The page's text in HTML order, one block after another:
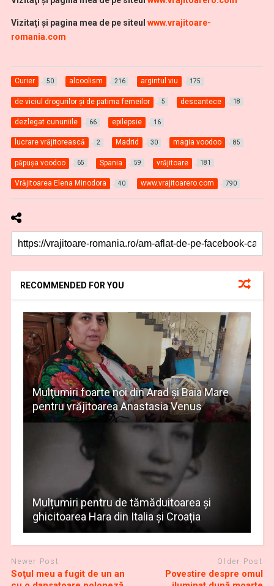
Vizitaţi şi pagina mea de pe siteul www.vrajitoare-
romania.com
Curier 50 alcoolism 216 argintul viu 175
de viciul drogurilor și de patima femeilor 5 descantece 18
dezlegat cununiile 66 epilepsie 16
lucrare vrăjitorească 2 Madrid 30 magia voodoo 85
păpuşa voodoo 65 Spania 59 vrăjitoare 181
Vrăjitoarea Elena Minodora 40 www.vrajitoarero.com 790
RECOMMENDED FOR YOU
Mulţumiri foarte noi din Arad și Baia Mare
pentru vrăjitoarea Anastasia Venus
Mulțumiri pentru de tămăduitoarea și
ghicitoarea Hara din Italia și Croația
Newer Post
Soţul meu a fugit de un an
Older Post
Povestire despre omul